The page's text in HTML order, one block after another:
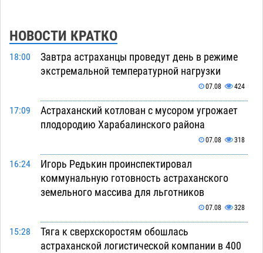
НОВОСТИ КРАТКО
18:00
Завтра астраханцы проведут день в режиме
экстремальной температурной нагрузки
07.08 424
17:09
Астраханский котлован с мусором угрожает
плодородию Харабалинского района
07.08 318
16:24
Игорь Редькин проинспектировал
коммунальную готовность астраханского
земельного массива для льготников
07.08 328
15:28
Тяга к сверхскоростям обошлась
астраханской логистической компании в 400